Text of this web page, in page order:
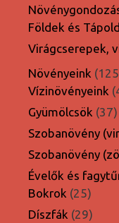
Földek és
Virágcserepek,
Növényeink
Vízinövényeink
Gyümölcsök 37
Szobanövény
Szobanövény
Évelők és
Bokrok 2525
Díszfák 2929